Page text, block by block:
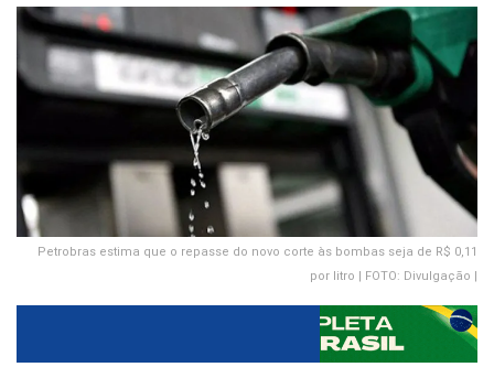
Petrobras estima que o repasse do novo corte às bombas seja de R$ 0,11
por litro | FOTO: Divulgação |